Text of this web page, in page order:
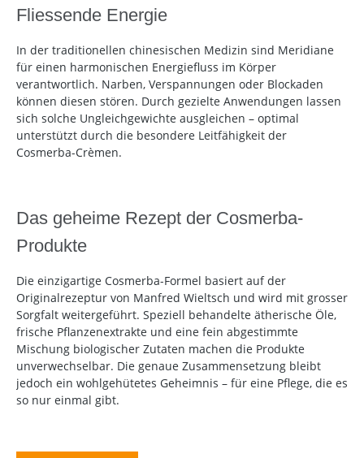
Fliessende Energie
In der traditionellen chinesischen Medizin sind Meridiane
für einen harmonischen Energiefluss im Körper
verantwortlich. Narben, Verspannungen oder Blockaden
können diesen stören. Durch gezielte Anwendungen lassen
sich solche Ungleichgewichte ausgleichen – optimal
unterstützt durch die besondere Leitfähigkeit der
Cosmerba-Crèmen.
Das geheime Rezept der Cosmerba-
Produkte
Die einzigartige Cosmerba-Formel basiert auf der
Originalrezeptur von Manfred Wieltsch und wird mit grosser
Sorgfalt weitergeführt. Speziell behandelte ätherische Öle,
frische Pflanzenextrakte und eine fein abgestimmte
Mischung biologischer Zutaten machen die Produkte
unverwechselbar. Die genaue Zusammensetzung bleibt
jedoch ein wohlgehütetes Geheimnis – für eine Pflege, die es
so nur einmal gibt.